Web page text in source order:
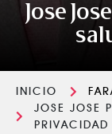
Jose
INICIO
JOSE JOSE
PRIVACIDAD